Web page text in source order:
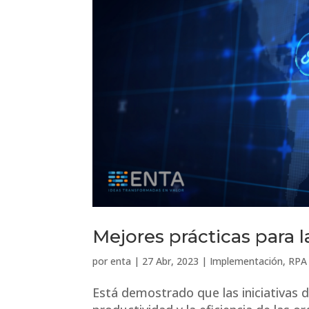
Mejores prácticas para
porenta | 27 Abr, 2023 | Implementación, RPA
Está demostrado que las iniciativas